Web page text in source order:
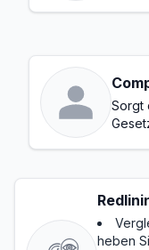
Sorgt
heben